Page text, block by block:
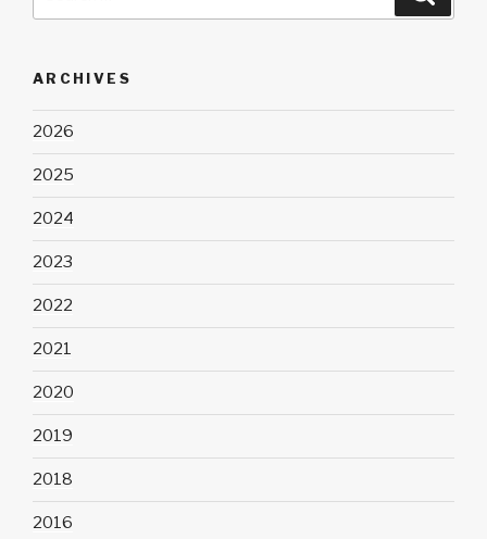
ARCHIVES
2026
2025
2024
2023
2022
2021
2020
2019
2018
2016